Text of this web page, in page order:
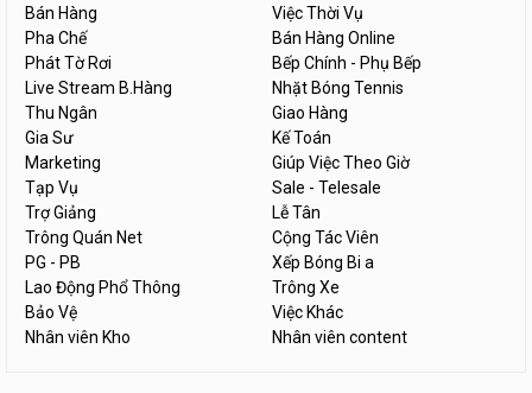
Bán Hàng
Việc Thời Vụ
Pha Chế
Bán Hàng Online
Phát Tờ Rơi
Bếp Chính - Phụ Bếp
Live Stream B.Hàng
Nhặt Bóng Tennis
Thu Ngân
Giao Hàng
Gia Sư
Kế Toán
Marketing
Giúp Việc Theo Giờ
Tạp Vụ
Sale - Telesale
Trợ Giảng
Lễ Tân
Trông Quán Net
Cộng Tác Viên
PG - PB
Xếp Bóng Bi a
Lao Động Phổ Thông
Trông Xe
Bảo Vệ
Việc Khác
Nhân viên Kho
Nhân viên content